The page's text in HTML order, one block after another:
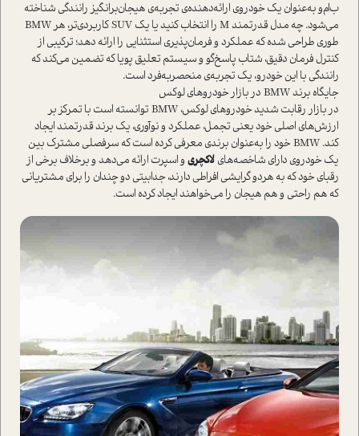
ب‌ام‌و به‌عنوان یک خودروی ارائه‌دهنده‌ی تجربه‌ی هیجان‌برانگیز رانندگی شناخته
می‌شود. چه مدل قدرتمند M را انتخاب کنید یا یک SUV کاربردی‌تر، هر BMW
طوری طراحی شده که عملکرد و فرمان‌پذیری ا‌ستثنایی را ارائه دهد؛ ترکیبی از
کنترل فرمان دقیق، شتاب پاسخ‌گو و سیستم تعلیق پویا که تضمین می‌کند که
رانندگی با این خودرو، یک تجربه‌ی منحصر‌به‌فرد ا‌ست.
جایگاه برند BMW در بازار خودروهای لوکس
در بازار رقابت شدید خودروهای لوکس، BMW توانسته ا‌ست با تمرکز بر
ارزش‌های اصلی خود یعنی تجمل، عملکرد و نوآوری، یک برند قدرتمند ایجاد
کند. BMW خود را به‌عنوان برندی معرفی کرده ا‌ست که سرفصلی مشترک بین
یک خودروی دارای شاخصه‌های لاکچری و اسپرت ارائه می‌دهد و برخلاف برخی از
رقبای خود که به هر‌دو گرایشی افراطی دارند‌، جدابیتی دو چندان را برای مشتریانی
که هم راحتی و هم هیجان را می‌خواهند ایجاد کرده ا‌ست.